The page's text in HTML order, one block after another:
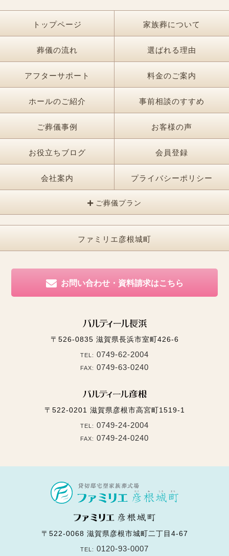
トップページ 家族葬について
葬儀の流れ 選ばれる理由
アフターサポート 料金のご案内
ホールのご紹介 事前相談のすすめ
ご葬儀事例 お客様の声
お役立ちブログ 会員登録
会社案内 プライバシーポリシー
ご葬儀プラン
ファミリエ彦根城町
お問い合わせ・資料請求はこちら
〒526-0835 滋賀県長浜市室町426-6
TEL: 0749-62-2004
FAX: 0749-63-0240
〒522-0201 滋賀県彦根市高宮町1519-1
TEL: 0749-24-2004
FAX: 0749-24-0240
〒522-0068 滋賀県彦根市城町二丁目4-67
TEL: 0120-93-0007